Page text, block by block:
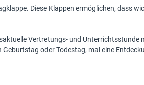
Diese Klappen ermöglichen, dass
Vertretungs- und
oder Todestag, mal eine